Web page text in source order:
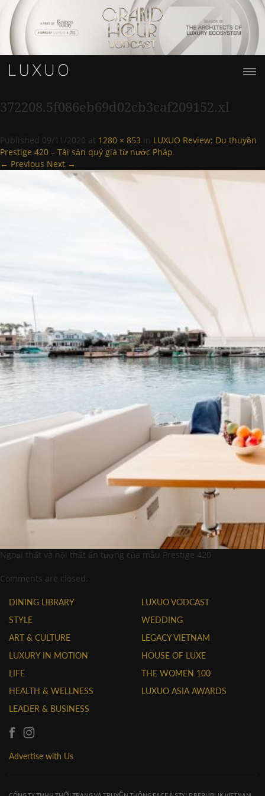
372208.5f086eb69d02cb3caf209152.xl
Published 09/11/2020 at 1280 × 853 in LUXUO Review: Du thuyền
Prestige 420 – Tài sản quý giá từ nước Pháp.
← Previous Next →
Ngoại thất và nội thất ấn tượng của mẫu Prestige 420
Comments are closed.
DINING LIBRARY
STYLE
ART & CULTURE
LUXURY IN MOTION
LIFE
HEALTH & WELLNESS
LEADER & BUSINESS
LUXUO VODCAST
WEDDING
LEGACY VIETNAM
HOUSE OF LUXE
THE WOMEN 100
LUXUO ASIA AWARDS
Advertise with Us